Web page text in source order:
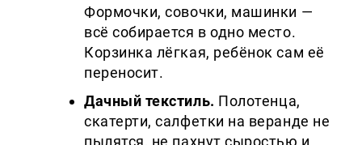
Формочки, совочки, машинки —
всё собирается в одно место.
Корзинка лёгкая, ребёнок сам её
переносит.
Дачный текстиль. Полотенца,
скатерти, салфетки на веранде не
пылятся, не пахнут сыростью и